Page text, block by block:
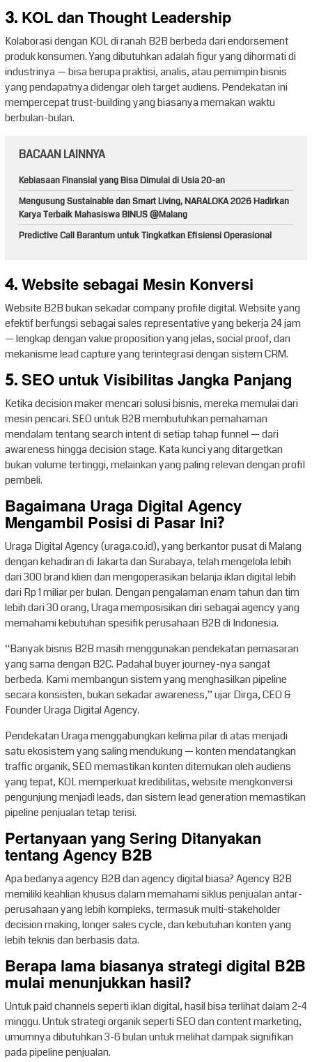
3. KOL dan Thought Leadership
Kolaborasi dengan KOL di ranah B2B berbeda dari endorsement
produk konsumen. Yang dibutuhkan adalah figur yang dihormati di
industrinya — bisa berupa praktisi, analis, atau pemimpin bisnis
yang pendapatnya didengar oleh target audiens. Pendekatan ini
mempercepat trust-building yang biasanya memakan waktu
berbulan-bulan.
BACAAN LAINNYA
Kebiasaan Finansial yang Bisa Dimulai di Usia 20-an
Mengusung Sustainable dan Smart Living, NARALOKA 2026 Hadirkan
Karya Terbaik Mahasiswa BINUS @Malang
Predictive Call Barantum untuk Tingkatkan Efisiensi Operasional
4. Website sebagai Mesin Konversi
Website B2B bukan sekadar company profile digital. Website yang
efektif berfungsi sebagai sales representative yang bekerja 24 jam
— lengkap dengan value proposition yang jelas, social proof, dan
mekanisme lead capture yang terintegrasi dengan sistem CRM.
5. SEO untuk Visibilitas Jangka Panjang
Ketika decision maker mencari solusi bisnis, mereka memulai dari
mesin pencari. SEO untuk B2B membutuhkan pemahaman
mendalam tentang search intent di setiap tahap funnel — dari
awareness hingga decision stage. Kata kunci yang ditargetkan
bukan volume tertinggi, melainkan yang paling relevan dengan profil
pembeli.
Bagaimana Uraga Digital Agency
Mengambil Posisi di Pasar Ini?
Uraga Digital Agency (uraga.co.id), yang berkantor pusat di Malang
dengan kehadiran di Jakarta dan Surabaya, telah mengelola lebih
dari 300 brand klien dan mengoperasikan belanja iklan digital lebih
dari Rp 1 miliar per bulan. Dengan pengalaman enam tahun dan tim
lebih dari 30 orang, Uraga memposisikan diri sebagai agency yang
memahami kebutuhan spesifik perusahaan B2B di Indonesia.
“Banyak bisnis B2B masih menggunakan pendekatan pemasaran
yang sama dengan B2C. Padahal buyer journey-nya sangat
berbeda. Kami membangun sistem yang menghasilkan pipeline
secara konsisten, bukan sekadar awareness,” ujar Dirga, CEO &
Founder Uraga Digital Agency.
Pendekatan Uraga menggabungkan kelima pilar di atas menjadi
satu ekosistem yang saling mendukung — konten mendatangkan
traffic organik, SEO memastikan konten ditemukan oleh audiens
yang tepat, KOL memperkuat kredibilitas, website mengkonversi
pengunjung menjadi leads, dan sistem lead generation memastikan
pipeline penjualan tetap terisi.
Pertanyaan yang Sering Ditanyakan
tentang Agency B2B
Apa bedanya agency B2B dan agency digital biasa? Agency B2B
memiliki keahlian khusus dalam memahami siklus penjualan antar-
perusahaan yang lebih kompleks, termasuk multi-stakeholder
decision making, longer sales cycle, dan kebutuhan konten yang
lebih teknis dan berbasis data.
Berapa lama biasanya strategi digital B2B
mulai menunjukkan hasil?
Untuk paid channels seperti iklan digital, hasil bisa terlihat dalam 2-4
minggu. Untuk strategi organik seperti SEO dan content marketing,
umumnya dibutuhkan 3-6 bulan untuk melihat dampak signifikan
pada pipeline penjualan.